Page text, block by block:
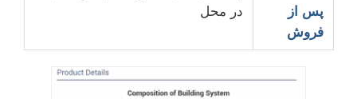
پس از
فروش
در محل